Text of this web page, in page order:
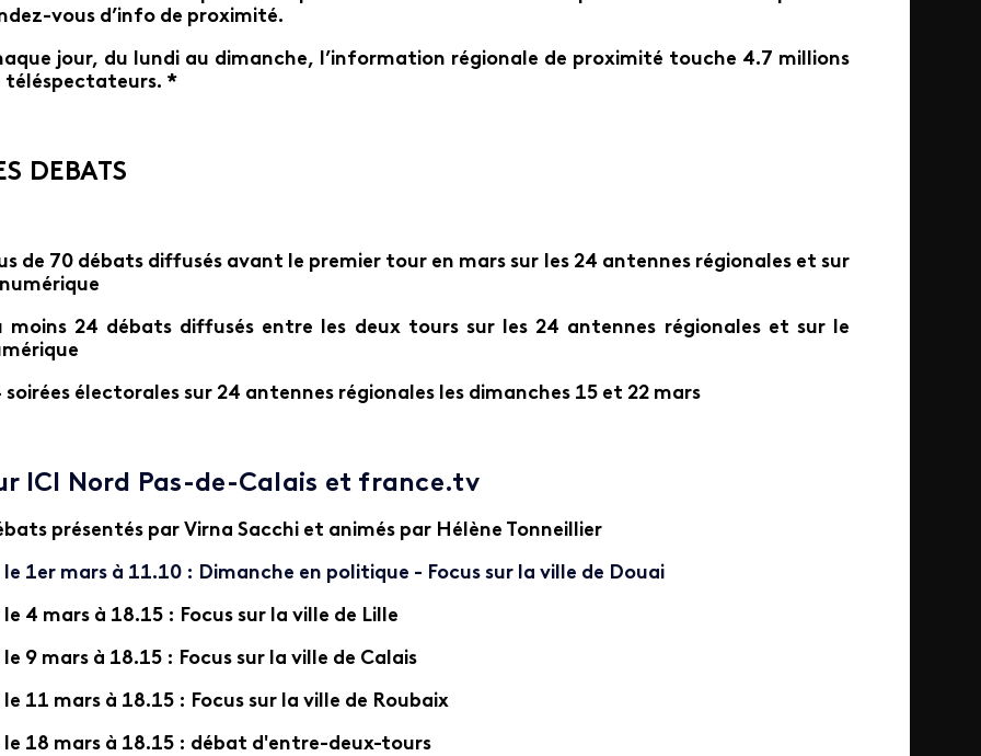
vous d’info de proximité.
jour, du lundi au dimanche, l’information régionale de proximité touche 4.7 millions
téléspectateurs. *
DEBATS
de 70 débats diffusés avant le premier tour en mars sur les 24 antennes régionales et sur
moins 24 débats diffusés entre les deux tours sur les 24 antennes régionales et sur le
soirées électorales sur 24 antennes régionales les dimanches 15 et 22 mars
ICI Nord Pas-de-Calais et france.tv
présentés par Virna Sacchi et animés par Hélène Tonneillier
le 1er mars à 11.10 : Dimanche en politique - Focus sur la ville de Douai
le 4 mars à 18.15 : Focus sur la ville de Lille
le 9 mars à 18.15 : Focus sur la ville de Calais
le 11 mars à 18.15 : Focus sur la ville de Roubaix
le 18 mars à 18.15 : débat d'entre-deux-tours